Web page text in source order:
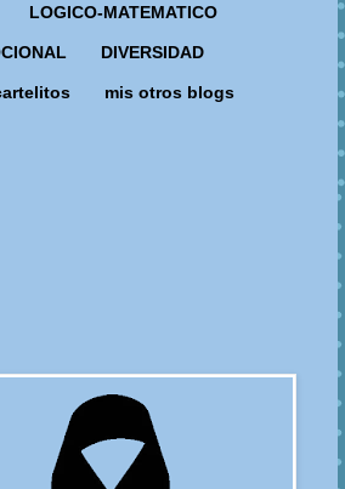
LOGICO-MATEMATICO
DIVERSIDAD
mis otros blogs